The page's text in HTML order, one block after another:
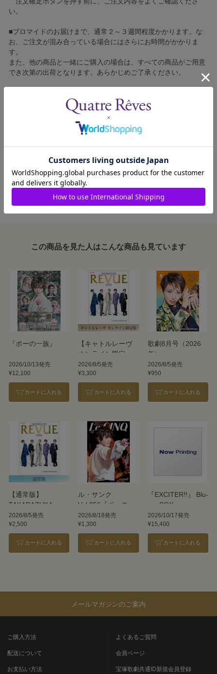
い。
■ブロマイドのお届けまで、通常２～３週間程度かかります。な
お、ご注文が混み合っている場合にはさらにお時間がかかりま
す。
また、他の商品と一緒にご購入の場合は、すべての商品がご用意
でき次第の出荷となります。あらかじめご了承ください。
■ブロマイドの個包装はしておりません。
1306431-017
この商品を見た人はこんな商品も見ています
『ポーの一族』
2026/10/13発売
¥12,100
カートに入れる
【キャトルレーヴ
オンライン限定
版】TAKARAZUKA
REVUE 2026
2026/8/5発売
¥3,300
カートに入れる
歌劇8月号（2026
年）
2026/8/5発売
¥950
カートに入れる
【通常版】
TAKARAZUKA
REVUE 2026
2026/8/5発売
¥2,500
カートに入れる
ル・サンク
Vol.256『ポーの一
族』＜雪組＞
2026/8/18発売
¥1,300
カートに入れる
『EXCITER!!』 Blu-
ray BOX
2026/10/17発売
¥15,400
カートに入れる
メールマガジンのご案内
ご購入方法
配送について
お支払い方法
よくあるご質問
会員ページ
宝塚歌劇共通ID新規会員登録